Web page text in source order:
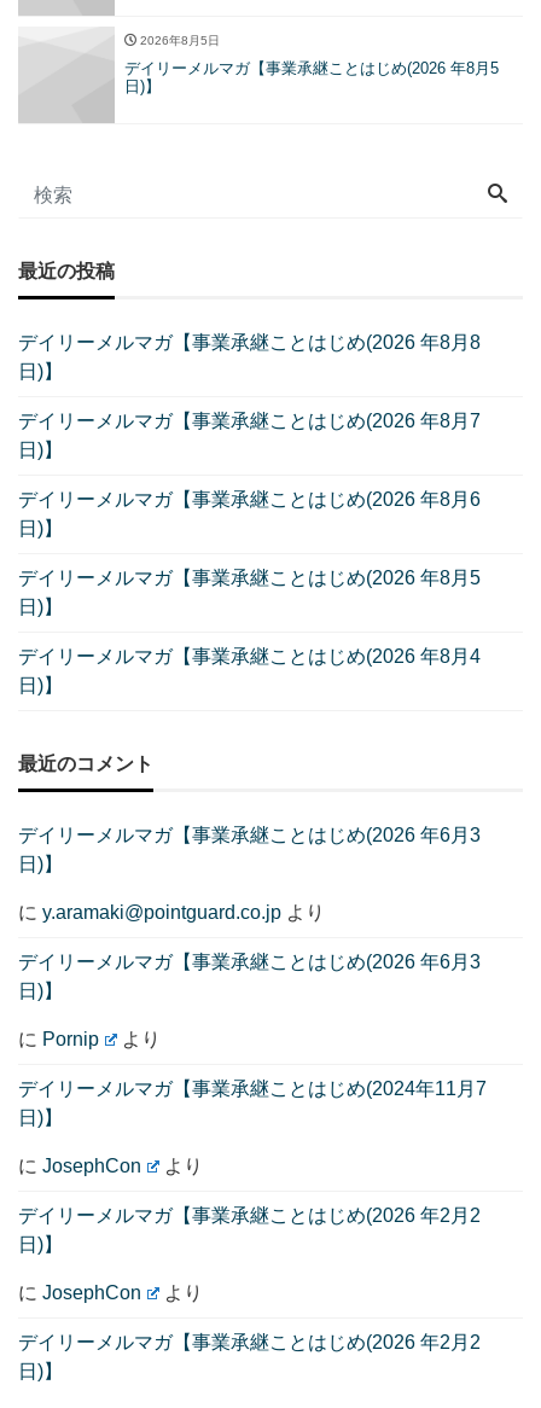
2026年8月5日
デイリーメルマガ【事業承継ことはじめ(2026 年8月5
日)】
最近の投稿
デイリーメルマガ【事業承継ことはじめ(2026 年8月8
日)】
デイリーメルマガ【事業承継ことはじめ(2026 年8月7
日)】
デイリーメルマガ【事業承継ことはじめ(2026 年8月6
日)】
デイリーメルマガ【事業承継ことはじめ(2026 年8月5
日)】
デイリーメルマガ【事業承継ことはじめ(2026 年8月4
日)】
最近のコメント
デイリーメルマガ【事業承継ことはじめ(2026 年6月3
日)】
に y.aramaki@pointguard.co.jp より
デイリーメルマガ【事業承継ことはじめ(2026 年6月3
日)】
に Pornip より
デイリーメルマガ【事業承継ことはじめ(2024年11月7
日)】
に JosephCon より
デイリーメルマガ【事業承継ことはじめ(2026 年2月2
日)】
に JosephCon より
デイリーメルマガ【事業承継ことはじめ(2026 年2月2
日)】